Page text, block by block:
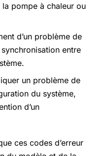
pompe à chaleur ou
d’un problème de
entre
un problème de
du système,
d’un
ces codes d’erreur